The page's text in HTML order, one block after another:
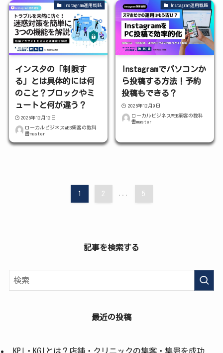
Instagram運用戦略
インスタの「制限す
る」とは具体的には何
のこと？ブロックやミ
ュートと何が違う？
2025年12月12日
ローカルビジネスWEB集客の教科
書master
Instagram運用戦略
Instagramでパソコンか
ら投稿する方法！予約
投稿もできる？
2025年12月9日
ローカルビジネスWEB集客の教科
書master
1 2 ... 5
記事を検索する
最近の投稿
KPI・KGIとは？店舗・クリニックの集客・集患を成功